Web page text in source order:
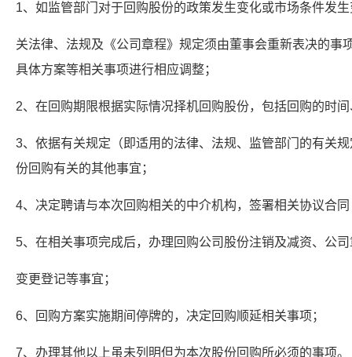
1、如监管部门对于回购股份的政策发生变化或市场条件发
关法律、法规及《公司章程》规定须由董事会重新表决的事
具体方案等相关事项进行相应调整；
2、在回购期限根据实际情况择机回购股份，包括回购的时
3、依据有关规定（即适用的法律、法规、监管部门的有关
份回购有关的其他事宜；
4、决定聘请与本次回购相关的中介机构，签署相关协议合
5、在相关事项完成后，办理回购公司股份注销及减资、公
变更登记等事宜；
6、回购方案实施期间停牌的，决定回购顺延相关事项；
7、办理其他以上虽未列明但为本次股份回购所必须的事项。